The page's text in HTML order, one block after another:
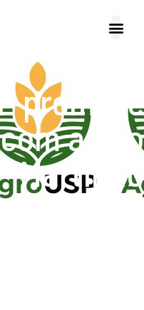
promove
a São
Martinho